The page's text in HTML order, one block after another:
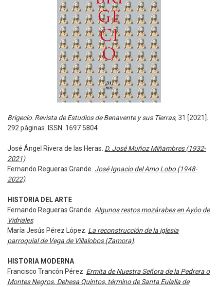
Brigecio. Revista de Estudios de Benavente y sus Tierras, 31 [2021].
292 páginas. ISSN: 1697 5804
José Ángel Rivera de las Heras. D. José Muñoz Miñambres (1932-
2021).
Fernando Regueras Grande. José Ignacio del Amo Lobo (1948-
2022).
HISTORIA DEL ARTE
Fernando Regueras Grande. Algunos restos mozárabes en Ayóo de
Vidriales.
María Jesús Pérez López. La reconstrucción de la iglesia
parroquial de Vega de Villalobos (Zamora).
HISTORIA MODERNA
Francisco Trancón Pérez. Ermita de Nuestra Señora de la Pedrera o
Montes Negros. Dehesa Quintos, término de Santa Eulalia de